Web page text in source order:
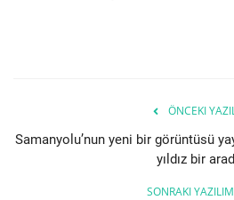
Programlar
ÖNCEKI
Samanyolu’nun yeni bir görüntüsü
yıldız bir
SONRAKI YAZILIM